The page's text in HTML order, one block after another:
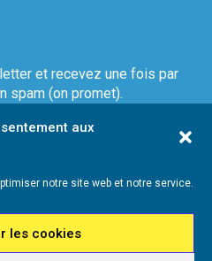
aux
notre site web et notre service.
les cookies
et recevez une fois par
spam (on promet).